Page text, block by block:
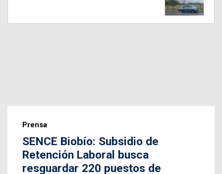
Prensa
SENCE Biobío: Subsidio de
Retención Laboral busca
resguardar 220 puestos de